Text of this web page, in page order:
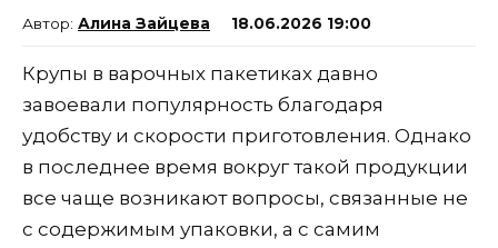
Алина Зайцева 18.06.2026 19:00
Крупы в варочных пакетиках давно
завоевали популярность благодаря
удобству и скорости приготовления. Однако
в последнее время вокруг такой продукции
все чаще возникают вопросы, связанные не
с содержимым упаковки, а с самим